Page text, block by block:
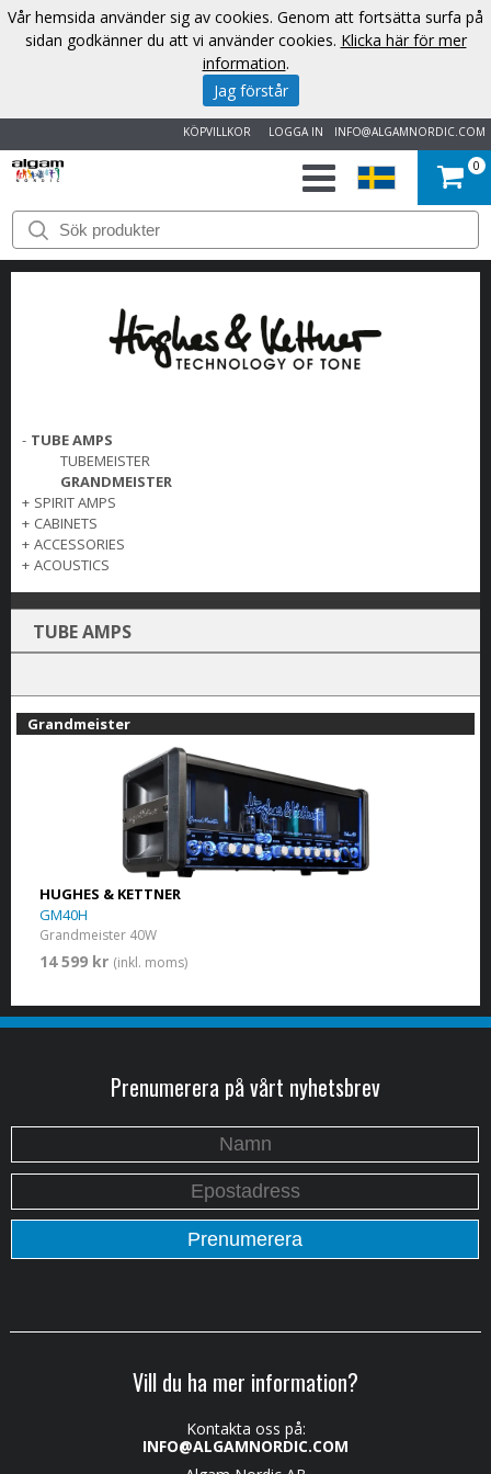
INFO@ALGAMNORDIC.COM
LOGGA IN
KÖPVILLKOR
START
VARUMÄRKEN
NYHETER
OSS
KONTAKT
0
- TUBE AMPS
TUBEMEISTER
GRANDMEISTER
+ SPIRIT AMPS
+ CABINETS
+ ACCESSORIES
+ ACOUSTICS
TUBE AMPS
Grandmeister
HUGHES & KETTNER
GM40H
Grandmeister 40W
14 599 kr (inkl. moms)
Prenumerera på vårt nyhetsbrev
Vill du ha mer information?
Kontakta oss på:
INFO@ALGAMNORDIC.COM
Vår hemsida använder sig av cookies. Genom att fortsätta surfa på
sidan godkänner du att vi använder cookies. Klicka här för mer
information.
Jag förstår